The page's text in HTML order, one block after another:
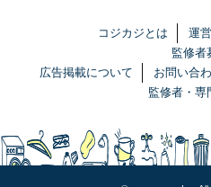
コジカジとは 運
監修者
広告掲載について
お問い合
監修者・専